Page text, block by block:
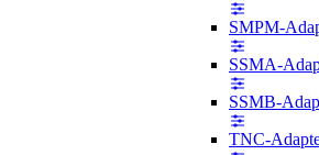
SMPM-
SSMA-
SSMB-
TNC-